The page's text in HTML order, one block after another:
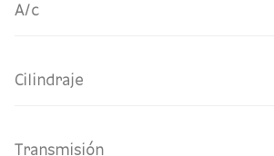
A/c
Cilindraje
Transmisión